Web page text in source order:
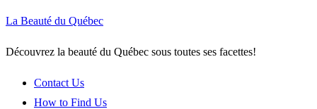
La Beauté du Québec
Découvrez la beauté du Québec sous toutes ses facettes!
Contact Us
How to Find Us